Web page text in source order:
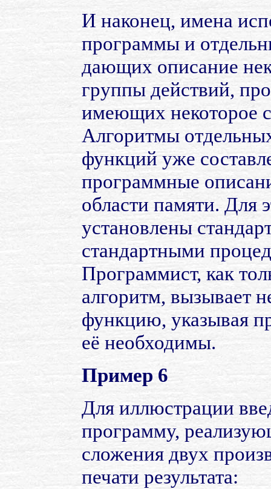
И наконец, имена
программы и
дающих описание
группы действий,
имеющих некоторое
Алгоритмы
функций уже
программные
области памяти. Для
установлены
стандартными
Программист, как
алгоритм, вызывает
функцию, указывая
её необходимы.
Пример 6
Для иллюстрации
программу,
сложения двух
печати результата: